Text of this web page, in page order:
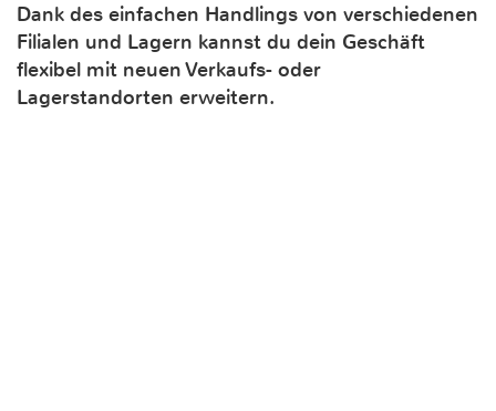
Dank des einfachen Handlings von verschiedenen
Filialen und Lagern kannst du dein Geschäft
flexibel mit neuen Verkaufs- oder
Lagerstandorten erweitern.